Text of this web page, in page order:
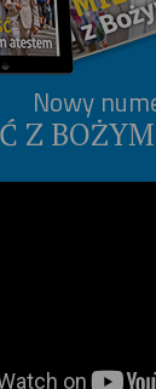
Nowy
Z